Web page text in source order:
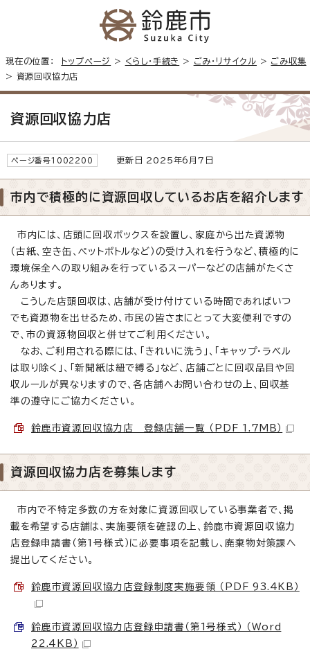
現在の位置： トップページ > くらし・手続き > ごみ・リサイクル > ごみ収集
> 資源回収協力店
資源回収協力店
ページ番号1002200 更新日 2025年6月7日
市内で積極的に資源回収しているお店を紹介します
市内には、店頭に回収ボックスを設置し、家庭から出た資源物
（古紙、空き缶、ペットボトルなど）の受け入れを行うなど、積極的に
環境保全への取り組みを行っているスーパーなどの店舗がたくさ
んあります。
こうした店頭回収は、店舗が受け付けている時間であればいつ
でも資源物を出せるため、市民の皆さまにとって大変便利ですの
で、市の資源物回収と併せてご利用ください。
なお、ご利用される際には、「きれいに洗う」、「キャップ・ラベル
は取り除く」、「新聞紙は紐で縛る」など、店舗ごとに回収品目や回
収ルールが異なりますので、各店舗へお問い合わせの上、回収基
準の遵守にご協力ください。
鈴鹿市資源回収協力店 登録店舗一覧 （PDF 1.7MB）
資源回収協力店を募集します
市内で不特定多数の方を対象に資源回収している事業者で、掲
載を希望する店舗は、実施要領を確認の上、鈴鹿市資源回収協力
店登録申請書（第1号様式）に必要事項を記載し、廃棄物対策課へ
提出してください。
鈴鹿市資源回収協力店登録制度実施要領 （PDF 93.4KB）
鈴鹿市資源回収協力店登録申請書（第1号様式） （Word
22.4KB）